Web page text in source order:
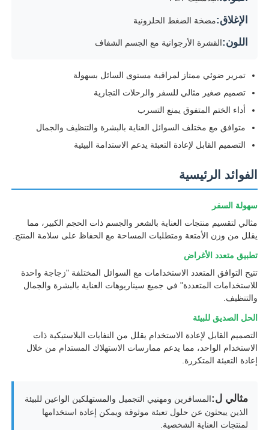
منزل
المنتجات
جولة في المعمل
ضبط الجودة
طلب اقتباس
الإغلاق:مضخة الضغط الحلزونية
اللون:القشرة الأرجوانية مع الجسم الشفاف
تمرير ضوئي ممتاز لمراقبة مستوى السائل بسهولة
تصميم صغير مثالي للسفر والرحلات التجارية
أداء الختم المتفوق يمنع التسرب
متوافق مع مختلف السوائل العناية بالبشرة والتنظيف والجمال
التصميم القابل لإعادة التعبئة يدعم الاستدامة البيئية
الفوائد الرئيسية
سهولة السفر
مثالي لتقسيم منتجات العناية بالشعر والجسم ذات الحجم الكبير، مما
يقلل من وزن الأمتعة ومتطلبات المساحة مع الحفاظ على سلامة المنتج.
تطبيق متعدد الأغراض
تتيح التوافق المتعدد الاستخدامات مع السوائل المختلفة "زجاجة واحدة
للاستخدامات المتعددة" في جميع سيناريوهات العناية بالبشرة والجمال
والتنظيف.
الحل الصديق للبيئة
التصميم القابل لإعادة الاستخدام يقلل من النفايات البلاستيكية ذات
الاستخدام الواحد، مما يدعم ممارسات الاستهلاك المستدام من خلال
إعادة التعبئة المتكررة.
مثالي ل:المسافرين ومهنيي التجميل والمستهلكين الواعين للبيئة
الذين يبحثون عن حلول تعبئة موثوقة ويمكن إعادة استخدامها
لمنتجات العناية الشخصية.